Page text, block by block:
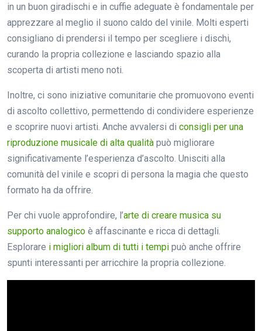
in un buon giradischi e in cuffie adeguate è fondamentale per
apprezzare al meglio il suono caldo del vinile. Molti esperti
consigliano di prendersi il tempo per scegliere i dischi,
curando la propria collezione e lasciando spazio alla
scoperta di artisti meno noti.
Inoltre, ci sono iniziative comunitarie che promuovono eventi
di ascolto collettivo, permettendo di condividere esperienze
e scoprire nuovi artisti. Anche avvalersi di consigli per una
riproduzione musicale di alta qualità può migliorare
significativamente l’esperienza d’ascolto. Unisciti alla
comunità del vinile e scopri di persona la magia che questo
formato ha da offrire.
Per chi vuole approfondire, l’arte di creare musica su
supporto analogico è affascinante e ricca di dettagli.
Esplorare i migliori album di tutti i tempi può anche offrire
spunti interessanti per arricchire la propria collezione.